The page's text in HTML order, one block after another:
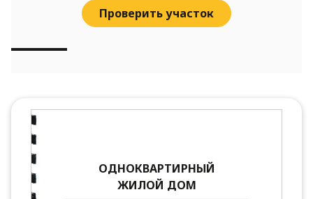
Проверить участок
ОДНОКВАРТИРНЫЙ
ЖИЛОЙ ДОМ